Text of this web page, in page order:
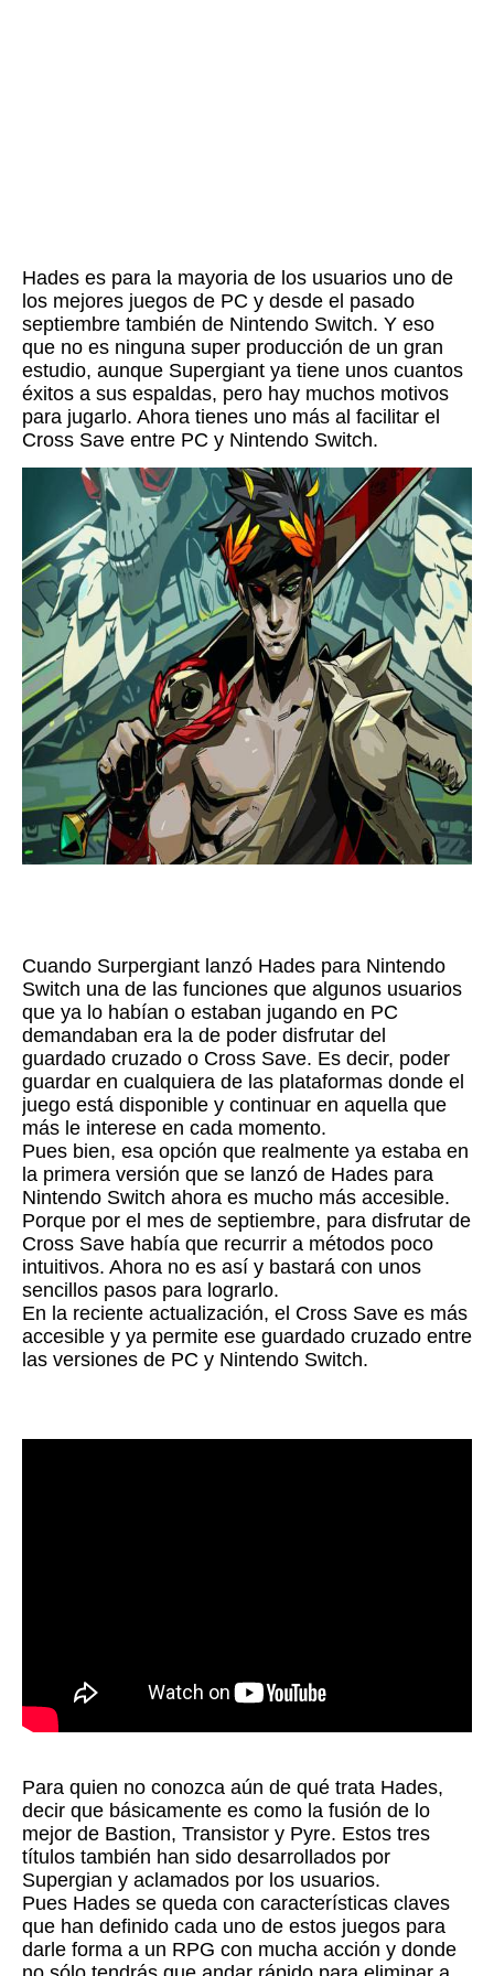
Hades es para la mayoria de los usuarios uno de
los mejores juegos de PC y desde el pasado
septiembre también de Nintendo Switch. Y eso
que no es ninguna super producción de un gran
estudio, aunque Supergiant ya tiene unos cuantos
éxitos a sus espaldas, pero hay muchos motivos
para jugarlo. Ahora tienes uno más al facilitar el
Cross Save entre PC y Nintendo Switch.
Cuando Surpergiant lanzó Hades para Nintendo
Switch una de las funciones que algunos usuarios
que ya lo habían o estaban jugando en PC
demandaban era la de poder disfrutar del
guardado cruzado o Cross Save. Es decir, poder
guardar en cualquiera de las plataformas donde el
juego está disponible y continuar en aquella que
más le interese en cada momento.
Pues bien, esa opción que realmente ya estaba en
la primera versión que se lanzó de Hades para
Nintendo Switch ahora es mucho más accesible.
Porque por el mes de septiembre, para disfrutar de
Cross Save había que recurrir a métodos poco
intuitivos. Ahora no es así y bastará con unos
sencillos pasos para lograrlo.
En la reciente actualización, el Cross Save es más
accesible y ya permite ese guardado cruzado entre
las versiones de PC y Nintendo Switch.
Para quien no conozca aún de qué trata Hades,
decir que básicamente es como la fusión de lo
mejor de Bastion, Transistor y Pyre. Estos tres
títulos también han sido desarrollados por
Supergian y aclamados por los usuarios.
Pues Hades se queda con características claves
que han definido cada uno de estos juegos para
darle forma a un RPG con mucha acción y donde